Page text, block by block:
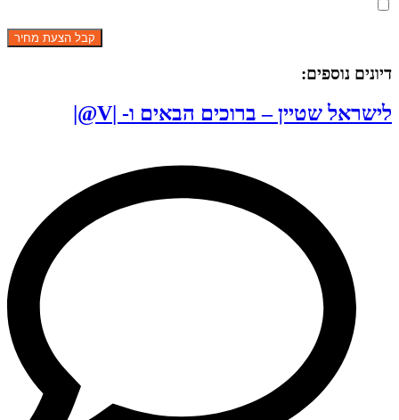
דיונים נוספים:
לישראל שטיין – ברוכים הבאים ו- |V@|